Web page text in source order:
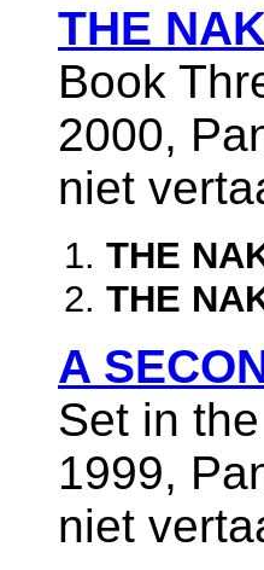
THE
Book
2000,
niet
THE
THE
A
Set in
1999,
niet